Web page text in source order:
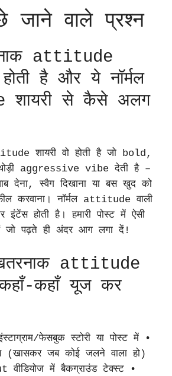
जाने वाले प्रश्न
attitude
होती है और ये नॉर्मल
से कैसे अलग
शायरी वो होती है जो bold,
aggressive vibe देती है –
देना, स्वैग दिखाना या बस खुद को
करवाना। नॉर्मल attitude वाली
इंटेंस होती है। हमारी पोस्ट में ऐसी
हैं जो पढ़ते ही अंदर आग लगा दें!
attitude
कहाँ यूज कर
फेसबुक स्टोरी या पोस्ट में •
(खासकर जब कोई जलने वाला हो)
वीडियोज में बैकग्राउंड टेक्स्ट •